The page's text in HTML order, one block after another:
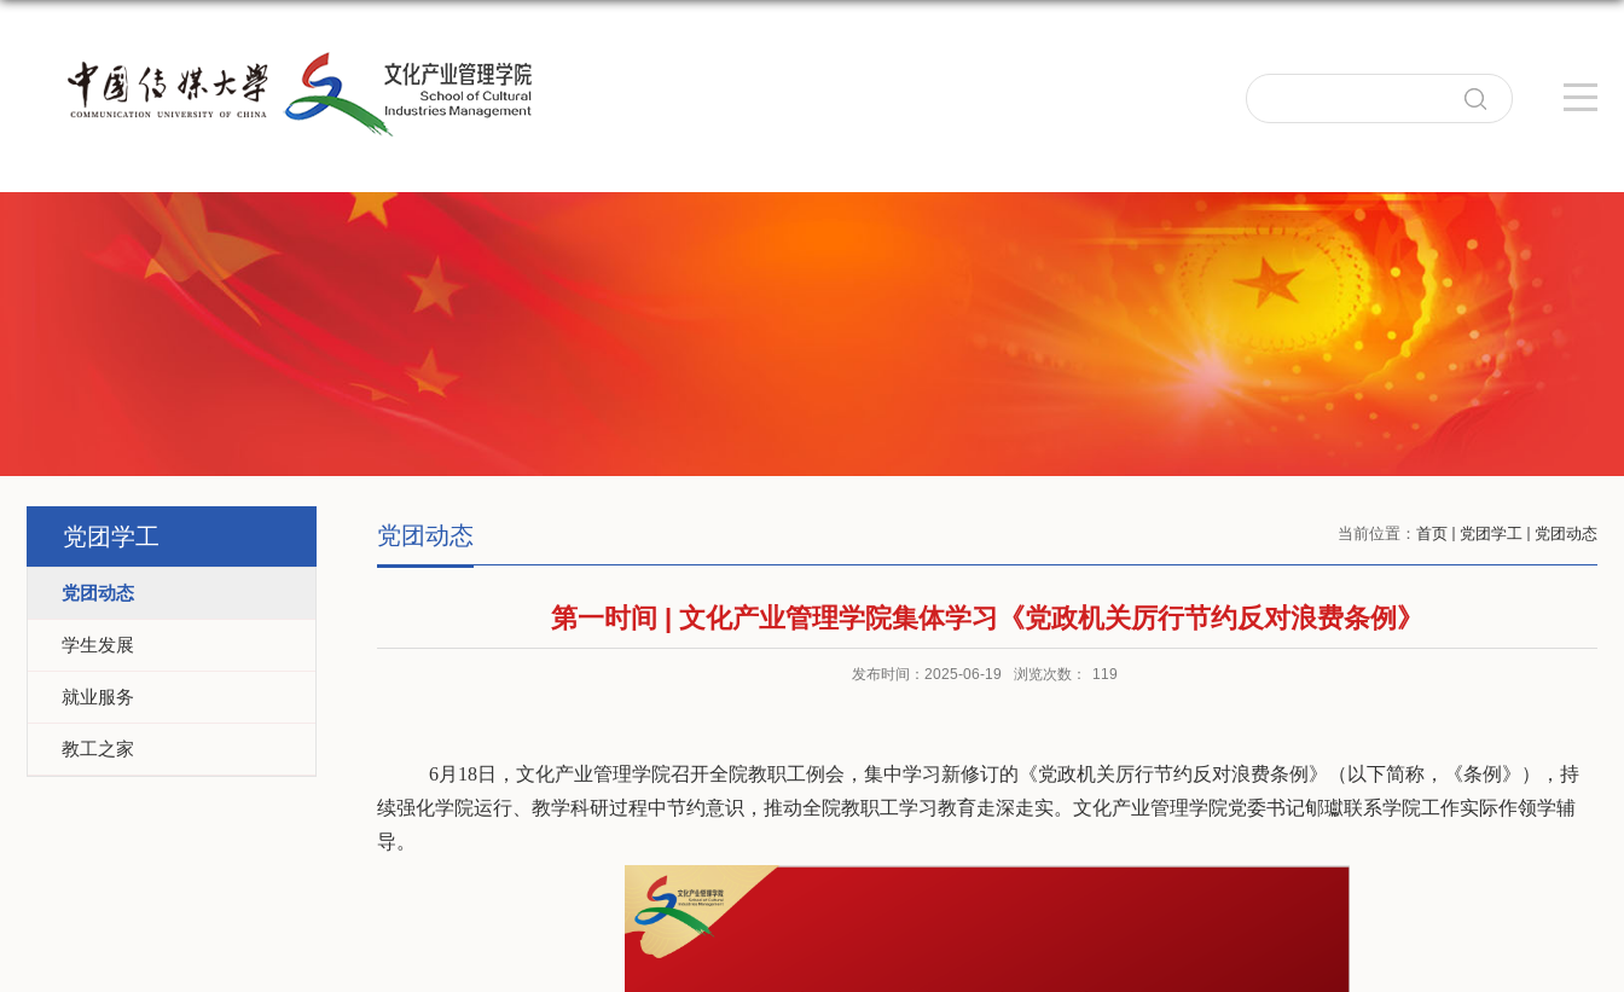
党团学工
党团动态
学生发展
就业服务
教工之家
当前位置： 首页 党团学工 党团动态
党团动态
第一时间 | 文化产业管理学院集体学习《党政机关厉行节约反对浪费条例》
发布时间：2025-06-19 浏览次数： 119
6月18日，文化产业管理学院召开全院教职工例会，集中学习新修订的 《党政机关厉行节约反对浪费条例》 （ 以下简称，《条例》 ）， 持
续强化学院运行、教学科研过程中节约意识，推动全院教职工学习教育走深走实。文化产业管理学院党委书记郇瓛联系学院工作实际作领学辅
导。